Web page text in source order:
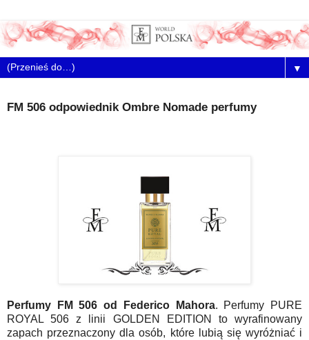
▼
FM 506 odpowiednik Ombre Nomade perfumy
Perfumy FM 506 od Federico Mahora. Perfumy PURE
ROYAL 506 z linii GOLDEN EDITION to wyrafinowany
zapach przeznaczony dla osób, które lubią się wyróżniać i